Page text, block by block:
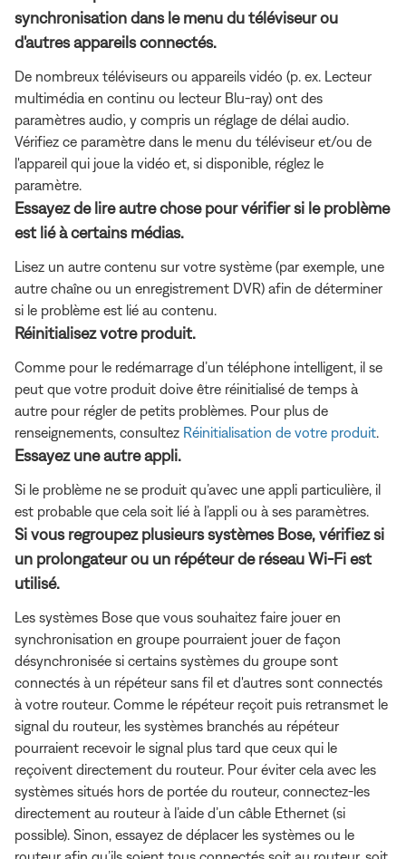
synchronisation dans le menu du téléviseur ou
d'autres appareils connectés.
De nombreux téléviseurs ou appareils vidéo (p. ex. Lecteur
multimédia en continu ou lecteur Blu-ray) ont des
paramètres audio, y compris un réglage de délai audio.
Vérifiez ce paramètre dans le menu du téléviseur et/ou de
l'appareil qui joue la vidéo et, si disponible, réglez le
paramètre.
Essayez de lire autre chose pour vérifier si le problème
est lié à certains médias.
Lisez un autre contenu sur votre système (par exemple, une
autre chaîne ou un enregistrement DVR) afin de déterminer
si le problème est lié au contenu.
Réinitialisez votre produit.
Comme pour le redémarrage d’un téléphone intelligent, il se
peut que votre produit doive être réinitialisé de temps à
autre pour régler de petits problèmes. Pour plus de
renseignements, consultez Réinitialisation de votre produit
Essayez une autre appli.
Si le problème ne se produit qu’avec une appli particulière, il
est probable que cela soit lié à l’appli ou à ses paramètres.
Si vous regroupez plusieurs systèmes Bose, vérifiez si
un prolongateur ou un répéteur de réseau Wi-Fi est
utilisé.
Les systèmes Bose que vous souhaitez faire jouer en
synchronisation en groupe pourraient jouer de façon
désynchronisée si certains systèmes du groupe sont
connectés à un répéteur sans fil et d'autres sont connectés
à votre routeur. Comme le répéteur reçoit puis retransmet le
signal du routeur, les systèmes branchés au répéteur
pourraient recevoir le signal plus tard que ceux qui le
reçoivent directement du routeur. Pour éviter cela avec les
systèmes situés hors de portée du routeur, connectez-les
directement au routeur à l’aide d’un câble Ethernet (si
possible). Sinon, essayez de déplacer les systèmes ou le